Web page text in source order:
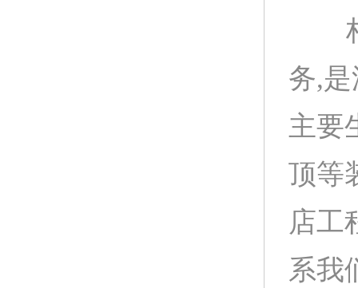
柏
务,
主要
顶等
店工
系我